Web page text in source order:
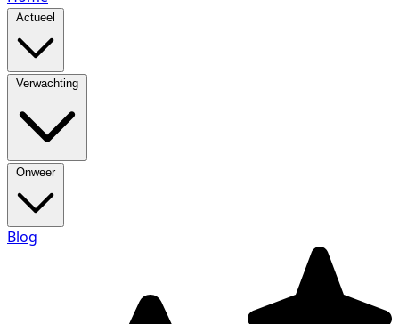
Actueel
Verwachting
Onweer
Blog